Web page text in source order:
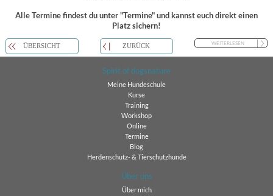
Alle Termine findest du unter "Termine" und kannst euch direkt einen
Platz sichern!
ÜBERSICHT ZURÜCK WEITERLESEN
Spirit of dogsnature
Meine Hundeschule
Kurse
Training
Workshop
Online
Termine
Blog
Herdenschutz- & Tierschutzhunde
Über uns
Über mich